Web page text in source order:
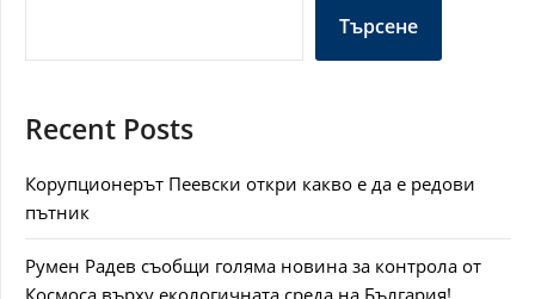
Търсене
Recent Posts
Корупционерът Пеевски откри какво е да е редови
пътник
Румен Радев съобщи голяма новина за контрола от
Космоса върху екологичната среда на България!